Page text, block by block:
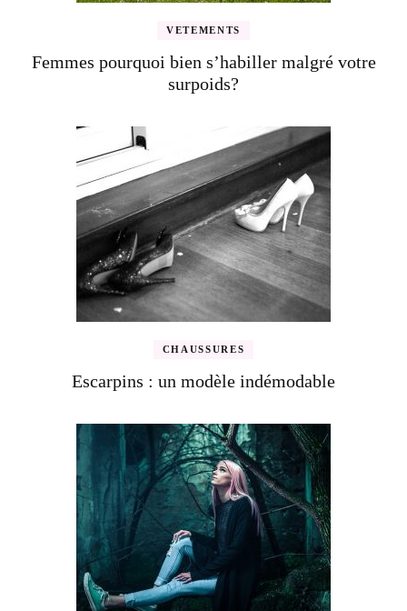
VETEMENTS
Femmes pourquoi bien s’habiller malgré votre
surpoids?
CHAUSSURES
Escarpins : un modèle indémodable